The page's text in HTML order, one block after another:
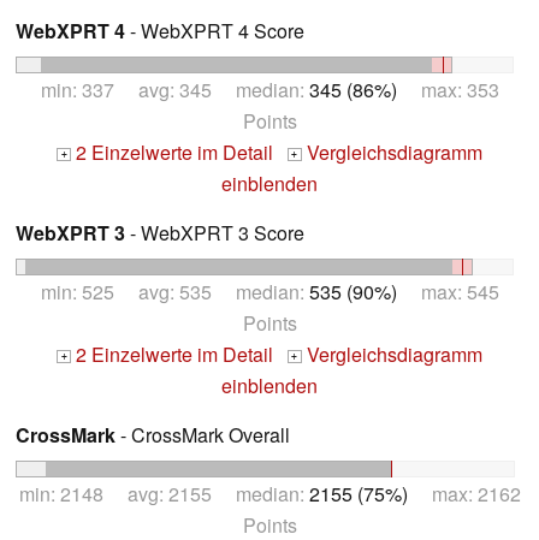
WebXPRT 4- WebXPRT 4 Score
min: 337 avg: 345 median: 345 (86%) max: 353
Points
+ 2 Einzelwerte im Detail + Vergleichsdiagramm
einblenden
WebXPRT 3- WebXPRT 3 Score
min: 525 avg: 535 median: 535 (90%) max: 545
Points
+ 2 Einzelwerte im Detail + Vergleichsdiagramm
einblenden
CrossMark- CrossMark Overall
min: 2148 avg: 2155 median: 2155 (75%) max: 2162
Points